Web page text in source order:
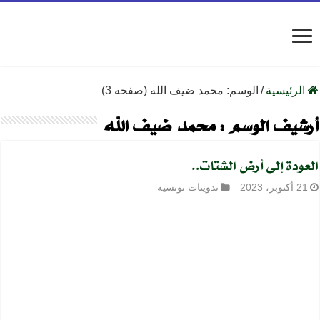
الرئيسية / الوسم: محمد ضيف الله (صفحه 3)
أرشيف الوسم :محمد ضيف الله
العودة إلى أرض الشتات..
21 أكتوبر، 2023 تدوينات تونسية